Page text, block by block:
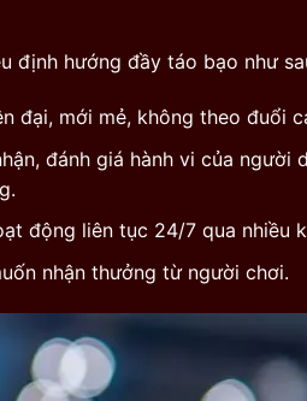
định hướng đầy táo bạo như
đại, mới mẻ, không theo đuổi
đánh giá hành vi của người
động liên tục 24/7 qua nhiều
nhận thưởng từ người chơi.